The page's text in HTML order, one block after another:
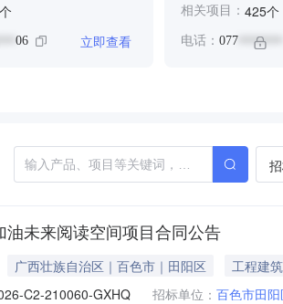
个
06 立即查看
相关项目： 425个
电话： 077 *******
油未来阅读空间项目合同公告
广西壮族自治区｜百色市｜田阳区
工程建筑
C2-210060-GXHQ 招标单位： 百色市田